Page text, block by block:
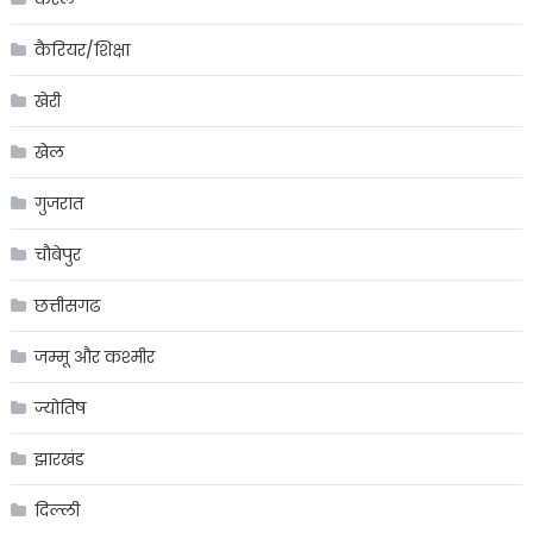
कैरियर/शिक्षा
खेरी
खेल
गुजरात
चौबेपुर
छत्तीसगढ
जम्मू और कश्मीर
ज्योतिष
झारखंड
दिल्ली